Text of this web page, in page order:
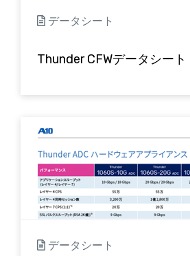
データシート
Thunder CFWデータシー
データシート